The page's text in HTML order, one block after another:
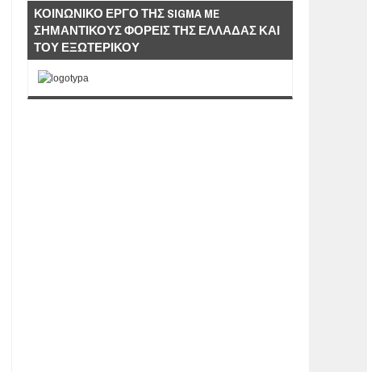
ΚΟΙΝΩΝΙΚΟ ΕΡΓΟ ΤΗΣ SIGMA ME
ΣΗΜΑΝΤΙΚΟΥΣ ΦΟΡΕΙΣ ΤΗΣ ΕΛΛΑΔΑΣ ΚΑΙ
ΤΟΥ ΕΞΩΤΕΡΙΚΟΥ